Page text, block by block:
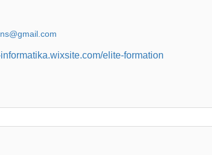
elite-formation